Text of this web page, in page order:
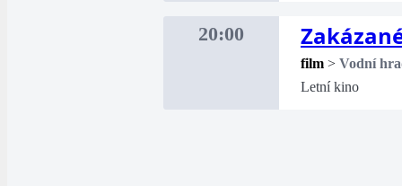
20:00
film > Vodní
Letní kino